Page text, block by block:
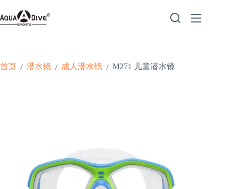
至
内
首页 / 潜水镜 / 成人潜水镜 / M271 儿童潜水镜